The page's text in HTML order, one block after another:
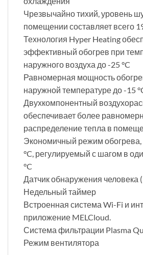
Чрезвычайно тихий, уровень
помещении составляет всего
Технология Hyper Heating
эффективный обогрев при
наружного воздуха до -25 °C
Равномерная мощность
наружной температуре до -15
Двухкомпонентный
обеспечивает более
распределение тепла в
Экономичный режим обогрева,
°C, регулируемый с шагом в
°C
Датчик обнаружения человека
Недельный таймер
Встроенная система Wi-Fi и
приложение MELCloud.
Система фильтрации Plasma
Режим вентилятора